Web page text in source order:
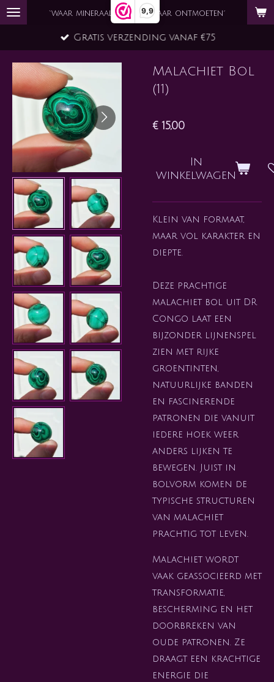
9,9
Ga
de
hoofdinhoud
`waar mineraal en ziel elkaar ontmoeten´
Gratis verzending vanaf €75
Malachiet Bol
(11)
€ 15,00
In
winkelwagen
Klein van formaat,
maar vol karakter en
diepte.
Deze prachtige
malachiet bol uit DR
Congo laat een
bijzonder lijnenspel
zien met rijke
groentinten,
natuurlijke banden
en fascinerende
patronen die vanuit
iedere hoek weer
anders lijken te
bewegen. Juist in
bolvorm komen de
typische structuren
van malachiet
prachtig tot leven.
Malachiet wordt
vaak geassocieerd met
transformatie,
bescherming en het
doorbreken van
oude patronen. Ze
draagt een krachtige
energie die